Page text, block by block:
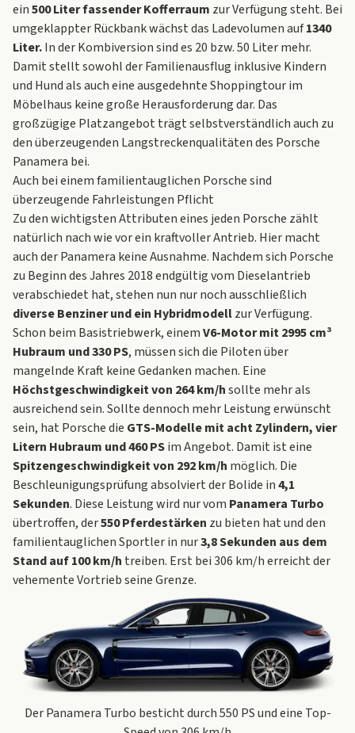
ein500 Liter fassender Kofferraum zur Verfügung steht. Bei
umgeklappter Rückbank wächst das Ladevolumen auf1340
Liter.In der Kombiversion sind es 20 bzw. 50 Liter mehr.
Damit stellt sowohl der Familienausflug inklusive Kindern
und Hund als auch eine ausgedehnte Shoppingtour im
Möbelhaus keine große Herausforderung dar. Das
großzügige Platzangebot trägt selbstverständlich auch zu
den überzeugenden Langstreckenqualitäten des Porsche
Panamera bei.
Auch bei einem familientauglichen Porsche sind
überzeugende Fahrleistungen Pflicht
Zu den wichtigsten Attributen eines jeden Porsche zählt
natürlich nach wie vor ein kraftvoller Antrieb. Hier macht
auch der Panamera keine Ausnahme. Nachdem sich Porsche
zu Beginn des Jahres 2018 endgültig vom Dieselantrieb
verabschiedet hat, stehen nun nur noch ausschließlich
diverse Benziner und ein Hybridmodellzur Verfügung.
Schon beim Basistriebwerk, einemV6-Motor mit 2995 cm³
Hubraum und 330 PS, müssen sich die Piloten über
mangelnde Kraft keine Gedanken machen. Eine
Höchstgeschwindigkeit von 264 km/hsollte mehr als
ausreichend sein. Sollte dennoch mehr Leistung erwünscht
sein, hat Porsche die GTS-Modelle mit acht Zylindern, vier
Litern Hubraum und 460 PSim Angebot. Damit ist eine
Spitzengeschwindigkeit von 292 km/h möglich. Die
Beschleunigungsprüfung absolviert der Bolide in4,1
Sekunden. Diese Leistung wird nur vom Panamera Turbo
übertroffen, der550 Pferdestärken zu bieten hat und den
familientauglichen Sportler in nur3,8 Sekunden aus dem
Stand auf 100 km/h treiben. Erst bei 306 km/h erreicht der
vehemente Vortrieb seine Grenze.
Der Panamera Turbo besticht durch 550 PS und eine Top-